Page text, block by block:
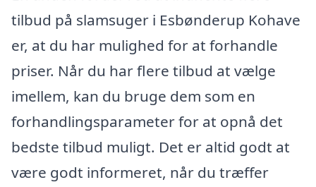
tilbud på slamsuger i Esbønderup Kohave
er, at du har mulighed for at forhandle
priser. Når du har flere tilbud at vælge
imellem, kan du bruge dem som en
forhandlingsparameter for at opnå det
bedste tilbud muligt. Det er altid godt at
være godt informeret, når du træffer